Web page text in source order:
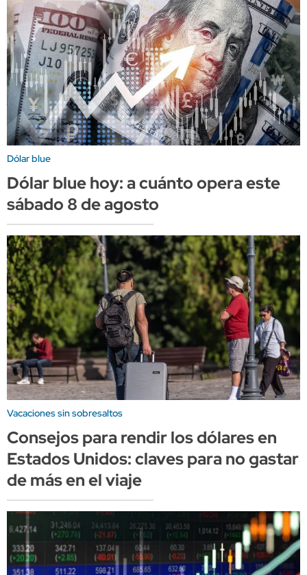
Dólar blue
Dólar blue hoy: a cuánto opera este
sábado 8 de agosto
Vacaciones sin sobresaltos
Consejos para rendir los dólares en
Estados Unidos: claves para no gastar
de más en el viaje